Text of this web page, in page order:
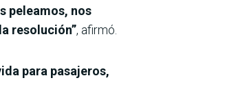
peleamos, nos
resolución”, afirmó.
para pasajeros,